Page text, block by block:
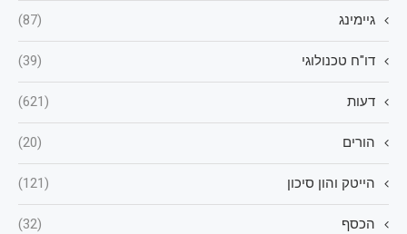
גיימינג (87)
דו"ח טכנולוגי (39)
דעות (621)
הורים (20)
הייטק והון סיכון (121)
הכסף (32)